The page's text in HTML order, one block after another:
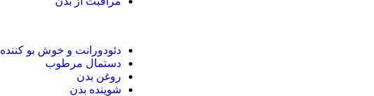
دئودورانت و خوش بو کننده
دستمال مرطوب
روغن بدن
شوینده بدن